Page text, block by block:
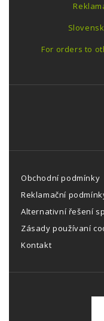
For orders to
Obchodní podmínky
Reklamační
Alternativní řešení
Zásady používaní
Kontakt